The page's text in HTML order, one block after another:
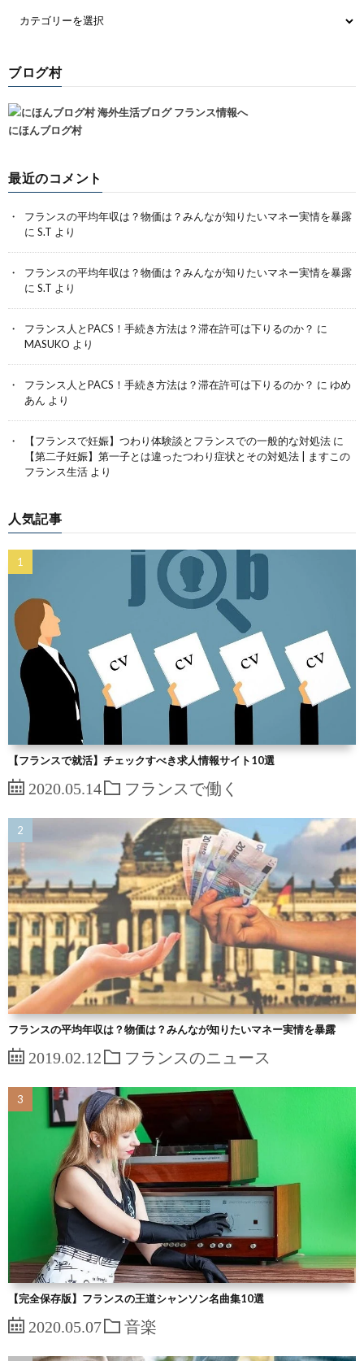
ブログ村
にほんブログ村
最近のコメント
フランスの平均年収は？物価は？みんなが知りたいマネー実情を暴露
に S.T より
フランスの平均年収は？物価は？みんなが知りたいマネー実情を暴露
に S.T より
フランス人とPACS！手続き方法は？滞在許可は下りるのか？ に
MASUKO より
フランス人とPACS！手続き方法は？滞在許可は下りるのか？ に ゆめ
あん より
【フランスで妊娠】つわり体験談とフランスでの一般的な対処法 に
【第二子妊娠】第一子とは違ったつわり症状とその対処法 | ますこの
フランス生活 より
人気記事
【フランスで就活】チェックすべき求人情報サイト10選
2020.05.14 フランスで働く
フランスの平均年収は？物価は？みんなが知りたいマネー実情を暴露
2019.02.12 フランスのニュース
【完全保存版】フランスの王道シャンソン名曲集10選
2020.05.07 音楽